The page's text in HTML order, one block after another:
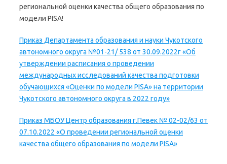
региональной оценки качества общего образования по
модели PISA!
Приказ Департамента образования и науки Чукотского
автономного округа №01-21/ 538 от 30.09.2022г «Об
утверждении расписания о проведении
международных исследований качества подготовки
обучающихся «Оценки по модели PISA» на территории
Чукотского автономного округа в 2022 году»
Приказ МБОУ Центр образования г.Певек № 02-02/63 от
07.10.2022 «О проведении региональной оценки
качества общего образования по модели PISA»